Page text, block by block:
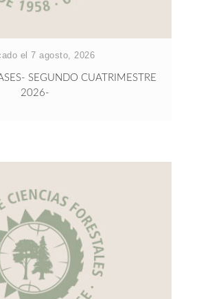
el 7 agosto, 2026
SEGUNDO CUATRIMESTRE
2026-